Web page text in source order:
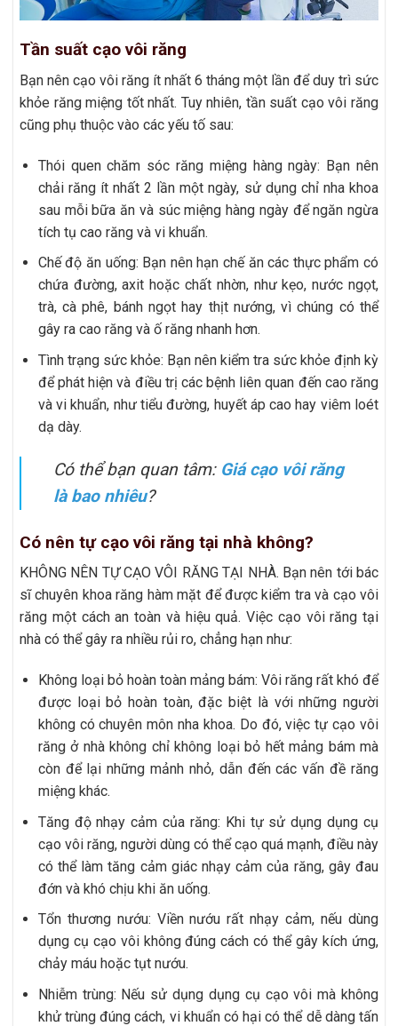
Tần suất cạo vôi răng
Bạn nên cạo vôi răng ít nhất 6 tháng một lần để duy trì sức
khỏe răng miệng tốt nhất. Tuy nhiên, tần suất cạo vôi răng
cũng phụ thuộc vào các yếu tố sau:
Thói quen chăm sóc răng miệng hàng ngày: Bạn nên
chải răng ít nhất 2 lần một ngày, sử dụng chỉ nha khoa
sau mỗi bữa ăn và súc miệng hàng ngày để ngăn ngừa
tích tụ cao răng và vi khuẩn.
Chế độ ăn uống: Bạn nên hạn chế ăn các thực phẩm có
chứa đường, axit hoặc chất nhờn, như kẹo, nước ngọt,
trà, cà phê, bánh ngọt hay thịt nướng, vì chúng có thể
gây ra cao răng và ố răng nhanh hơn.
Tình trạng sức khỏe: Bạn nên kiểm tra sức khỏe định kỳ
để phát hiện và điều trị các bệnh liên quan đến cao răng
và vi khuẩn, như tiểu đường, huyết áp cao hay viêm loét
dạ dày.
Có thể bạn quan tâm: Giá cạo vôi răng
là bao nhiêu?
Có nên tự cạo vôi răng tại nhà không?
KHÔNG NÊN TỰ CẠO VÔI RĂNG TẠI NHÀ. Bạn nên tới bác
sĩ chuyên khoa răng hàm mặt để được kiểm tra và cạo vôi
răng một cách an toàn và hiệu quả. Việc cạo vôi răng tại
nhà có thể gây ra nhiều rủi ro, chẳng hạn như:
Không loại bỏ hoàn toàn mảng bám: Vôi răng rất khó để
được loại bỏ hoàn toàn, đặc biệt là với những người
không có chuyên môn nha khoa. Do đó, việc tự cạo vôi
răng ở nhà không chỉ không loại bỏ hết mảng bám mà
còn để lại những mảnh nhỏ, dẫn đến các vấn đề răng
miệng khác.
Tăng độ nhạy cảm của răng: Khi tự sử dụng dụng cụ
cạo vôi răng, người dùng có thể cạo quá mạnh, điều này
có thể làm tăng cảm giác nhạy cảm của răng, gây đau
đớn và khó chịu khi ăn uống.
Tổn thương nướu: Viền nướu rất nhạy cảm, nếu dùng
dụng cụ cạo vôi không đúng cách có thể gây kích ứng,
chảy máu hoặc tụt nướu.
Nhiễm trùng: Nếu sử dụng dụng cụ cạo vôi mà không
khử trùng đúng cách, vi khuẩn có hại có thể dễ dàng tấn